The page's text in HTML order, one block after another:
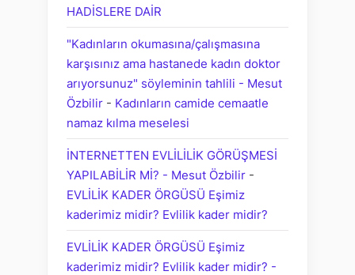
HADİSLERE DAİR
"Kadınların okumasına/çalışmasına
karşısınız ama hastanede kadın doktor
arıyorsunuz" söyleminin tahlili - Mesut
Özbilir - Kadınların camide cemaatle
namaz kılma meselesi
İNTERNETTEN EVLİLİLİK GÖRÜŞMESİ
YAPILABİLİR Mİ? - Mesut Özbilir -
EVLİLİK KADER ÖRGÜSÜ Eşimiz
kaderimiz midir? Evlilik kader midir?
EVLİLİK KADER ÖRGÜSÜ Eşimiz
kaderimiz midir? Evlilik kader midir? -